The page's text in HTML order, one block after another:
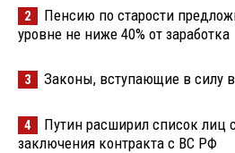
2
Пенсию по старости
уровне не ниже 40% от заработка
3 Законы, вступающие в силу в
4
Путин расширил список лиц
заключения контракта с ВС РФ